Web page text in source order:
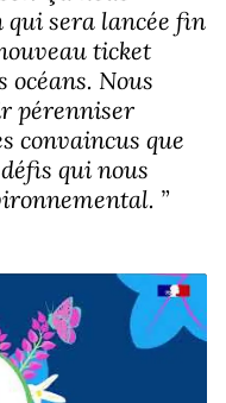
qui sera lancée fin
ticket
océans. Nous
pérenniser
convaincus que
qui nous
”